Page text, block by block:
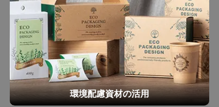
環境配慮資材の活用